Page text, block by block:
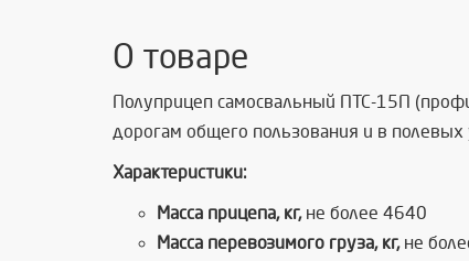
О товаре
Полуприцеп самосвальный ПТС-15П
дорогам общего пользования и в
Характеристики:
Масса прицепа, кг,не более 4640
Масса перевозимого груза, кг,не